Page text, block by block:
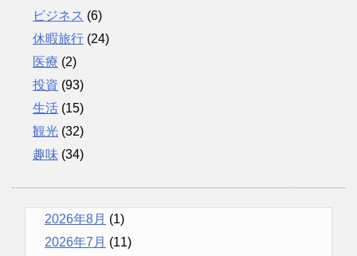
ビジネス (6)
休暇旅行 (24)
医療 (2)
投資 (93)
生活 (15)
観光 (32)
趣味 (34)
2026年8月 (1)
2026年7月 (11)